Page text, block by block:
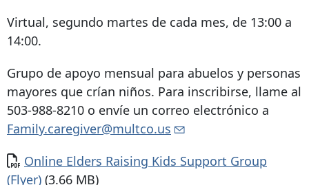
Virtual, segundo martes de cada mes, de 13:00 a
14:00.
Grupo de apoyo mensual para abuelos y personas
mayores que crían niños. Para inscribirse, llame al
503-988-8210 o envíe un correo electrónico a
Family.caregiver@multco.us
Documento
Online Elders Raising Kids Support Group
(Flyer) (3.66 MB)